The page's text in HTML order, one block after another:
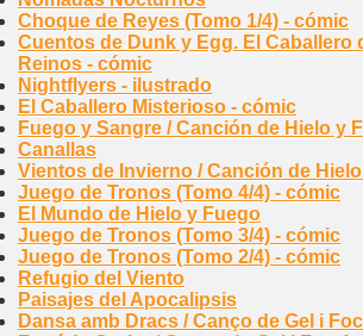
Choque de Reyes (Tomo 1/4) - cómic
Cuentos de Dunk y Egg. El Caballero
Reinos - cómic
Nightflyers - ilustrado
El Caballero Misterioso - cómic
Fuego y Sangre / Canción de Hielo y
Canallas
Vientos de Invierno / Canción de
Juego de Tronos (Tomo 4/4) - cómic
El Mundo de Hielo y Fuego
Juego de Tronos (Tomo 3/4) - cómic
Juego de Tronos (Tomo 2/4) - cómic
Refugio del Viento
Paisajes del Apocalipsis
Dansa amb Dracs / Canço de Gel i